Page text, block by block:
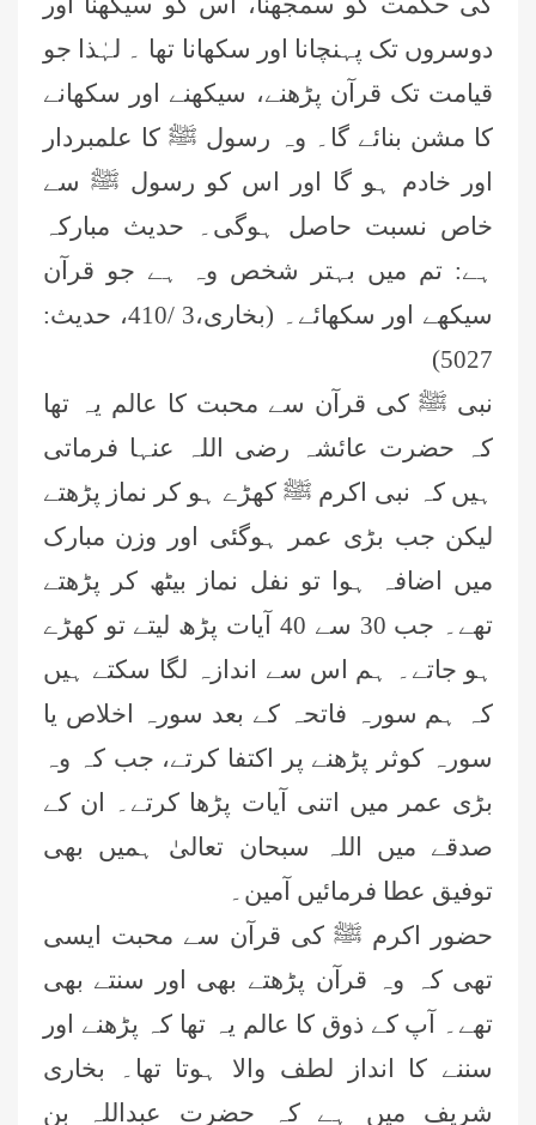
دوسروں تک پہنچانا اور سکھانا تھا ۔ لہٰذا جو
قیامت تک قرآن پڑھنے، سیکھنے اور سکھانے
کا مشن بنائے گا۔ وہ رسول ﷺ کا علمبردار
اور خادم ہو گا اور اس کو رسول ﷺ سے
خاص نسبت حاصل ہوگی۔ حدیث مبارکہ
ہے: تم میں بہتر شخص وہ ہے جو قرآن
سیکھے اور سکھائے۔ (بخاری،3 /410، حدیث:
5027)
نبی ﷺ کی قرآن سے محبت کا عالم یہ تھا
کہ حضرت عائشہ رضی اللہ عنہا فرماتی
ہیں کہ نبی اکرم ﷺ کھڑے ہو کر نماز پڑھتے
لیکن جب بڑی عمر ہوگئی اور وزن مبارک
میں اضافہ ہوا تو نفل نماز بیٹھ کر پڑھتے
تھے۔ جب 30 سے 40 آیات پڑھ لیتے تو کھڑے
ہو جاتے۔ ہم اس سے اندازہ لگا سکتے ہیں
کہ ہم سورہ فاتحہ کے بعد سورہ اخلاص یا
سورہ کوثر پڑھنے پر اکتفا کرتے، جب کہ وہ
بڑی عمر میں اتنی آیات پڑھا کرتے۔ ان کے
صدقے میں اللہ سبحان تعالیٰ ہمیں بھی
توفیق عطا فرمائیں آمین۔
حضور اکرم ﷺ کی قرآن سے محبت ایسی
تھی کہ وہ قرآن پڑھتے بھی اور سنتے بھی
تھے۔ آپ کے ذوق کا عالم یہ تھا کہ پڑھنے اور
سننے کا انداز لطف والا ہوتا تھا۔ بخاری
شریف میں ہے کہ حضرت عبداللہ بن